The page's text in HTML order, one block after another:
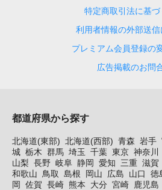
特定商取引法に基
利用者情報の外部送信
プレミアム会員登録の
広告掲載のお問
都道府県から探す
北海道(東部) 北海道(西部) 青森 岩手
城 栃木 群馬 埼玉 千葉 東京 神奈川
山梨 長野 岐阜 静岡 愛知 三重 滋賀
和歌山
鳥取 島根 岡山 広島 山口 徳
岡
佐賀 長崎 熊本 大分 宮崎 鹿児島